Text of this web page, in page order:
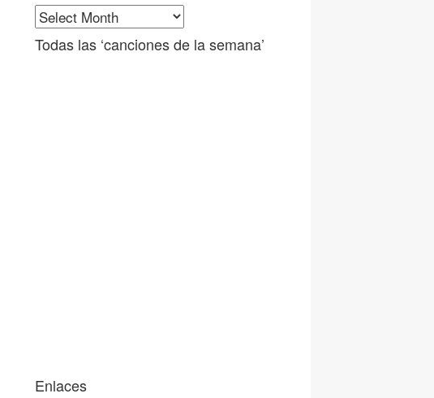
Archives
Todas las ‘canciones de la semana’
Enlaces